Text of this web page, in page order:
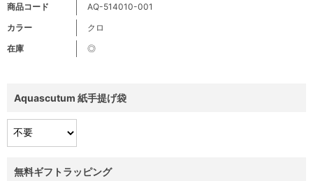
商品コード
AQ-514010-001
カラー
クロ
在庫
◎
Aquascutum 紙手提げ袋
無料ギフトラッピング